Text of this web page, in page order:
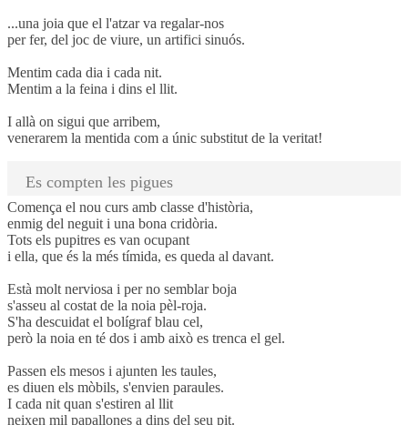
...una joia que el l'atzar va regalar-nos
per fer, del joc de viure, un artifici sinuós.
Mentim cada dia i cada nit.
Mentim a la feina i dins el llit.
I allà on sigui que arribem,
venerarem la mentida com a únic substitut de la veritat!
Es compten les pigues
Comença el nou curs amb classe d'història,
enmig del neguit i una bona cridòria.
Tots els pupitres es van ocupant
i ella, que és la més tímida, es queda al davant.
Està molt nerviosa i per no semblar boja
s'asseu al costat de la noia pèl-roja.
S'ha descuidat el bolígraf blau cel,
però la noia en té dos i amb això es trenca el gel.
Passen els mesos i ajunten les taules,
es diuen els mòbils, s'envien paraules.
I cada nit quan s'estiren al llit
neixen mil papallones a dins del seu pit.